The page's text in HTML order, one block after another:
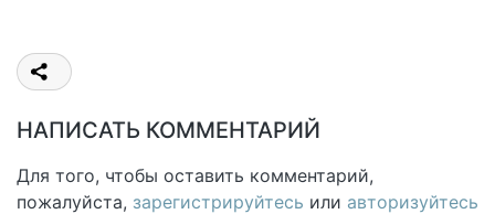
НАПИСАТЬ КОММЕНТАРИЙ
Для того, чтобы оставить комментарий,
пожалуйста, зарегистрируйтесь или авторизуйтесь